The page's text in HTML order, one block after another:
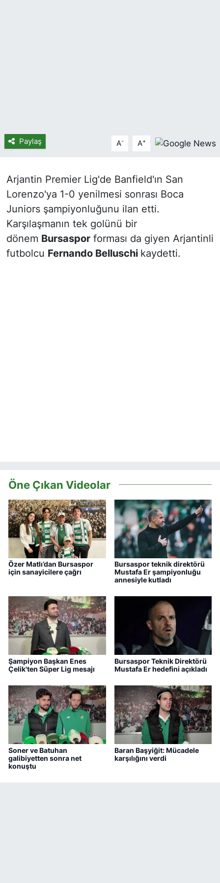
Paylaş A- A+
Arjantin Premier Lig'de Banfield'ın San
Lorenzo'ya 1-0 yenilmesi sonrası Boca
Juniors şampiyonluğunu ilan etti.
Karşılaşmanın tek golünü bir
dönem Bursasporforması da giyen Arjantinli
futbolcu Fernando Belluschi kaydetti.
Öne Çıkan Videolar
Özer Matlı’dan Bursaspor
için sanayicilere çağrı
Bursaspor teknik direktörü
Mustafa Er şampiyonluğu
annesiyle kutladı
Şampiyon Başkan Enes
Çelik'ten Süper Lig mesajı
Bursaspor Teknik Direktörü
Mustafa Er hedefini açıkladı
Soner ve Batuhan
galibiyetten sonra net
konuştu
Baran Başyiğit: Mücadele
karşılığını verdi